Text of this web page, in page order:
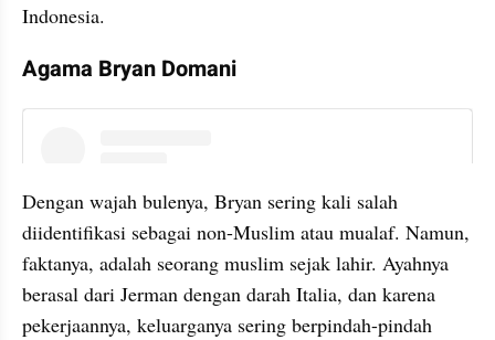
Indonesia.
Agama Bryan Domani
Dengan wajah bulenya, Bryan sering kali salah
diidentifikasi sebagai non-Muslim atau mualaf. Namun,
faktanya, adalah seorang muslim sejak lahir. Ayahnya
berasal dari Jerman dengan darah Italia, dan karena
pekerjaannya, keluarganya sering berpindah-pindah